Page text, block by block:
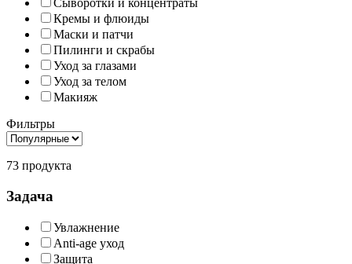
Кремы и флюиды
Маски и патчи
Пилинги и скрабы
Уход за глазами
Уход за телом
Макияж
Фильтры
73 продукта
Задача
Увлажнение
Anti-age уход
Защита